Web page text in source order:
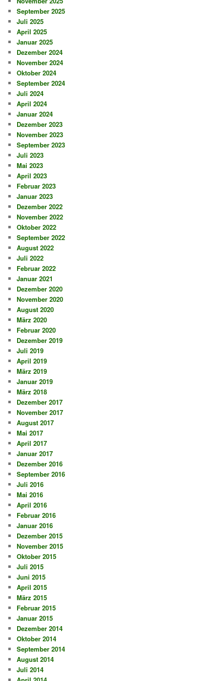
September 2025
Juli 2025
April 2025
Januar 2025
Dezember 2024
November 2024
Oktober 2024
September 2024
Juli 2024
April 2024
Januar 2024
Dezember 2023
November 2023
September 2023
Juli 2023
Mai 2023
April 2023
Februar 2023
Januar 2023
Dezember 2022
November 2022
Oktober 2022
September 2022
August 2022
Juli 2022
Februar 2022
Januar 2021
Dezember 2020
November 2020
August 2020
März 2020
Februar 2020
Dezember 2019
Juli 2019
April 2019
März 2019
Januar 2019
März 2018
Dezember 2017
November 2017
August 2017
Mai 2017
April 2017
Januar 2017
Dezember 2016
September 2016
Juli 2016
Mai 2016
April 2016
Februar 2016
Januar 2016
Dezember 2015
November 2015
Oktober 2015
Juli 2015
Juni 2015
April 2015
März 2015
Februar 2015
Januar 2015
Dezember 2014
Oktober 2014
September 2014
August 2014
Juli 2014